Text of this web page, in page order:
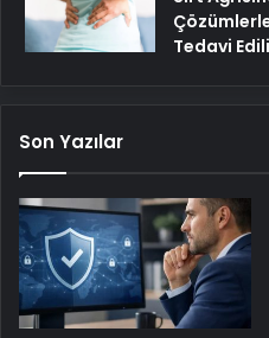
Çözümlerle
Tedavi
Son Yazılar